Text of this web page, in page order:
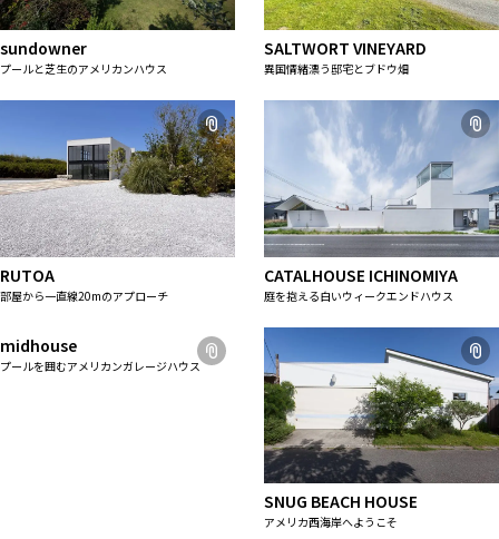
プライバシーポリシー
sundowner
プールと芝生のアメリカンハウス
SALTWORT VINEYARD
異国情緒漂う邸宅とブドウ畑
RUTOA
部屋から一直線20mのアプローチ
CATALHOUSE ICHINOMIYA
庭を抱える白いウィークエンドハウス
midhouse
プールを囲むアメリカンガレージハウス
SNUG BEACH HOUSE
アメリカ西海岸へようこそ